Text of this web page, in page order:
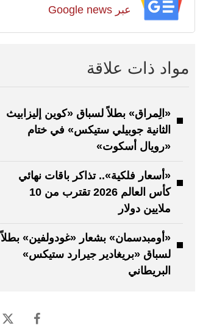
عبر Google news
مواد ذات علاقة
«الِمراق» بطلاً لسباق «كوين إليزابيث
الثانية جوبيلي ستيكس» في ختام
«رويال أسكوت»
«أسعار فلكية».. تذاكر باقات نهائي
كأس العالم 2026 تقترب من 10
ملايين دولار
«أومبدسمان» بشعار «غودولفين» بطلاً
لسباق «بريغادير جيرارد ستيكس»
البريطاني